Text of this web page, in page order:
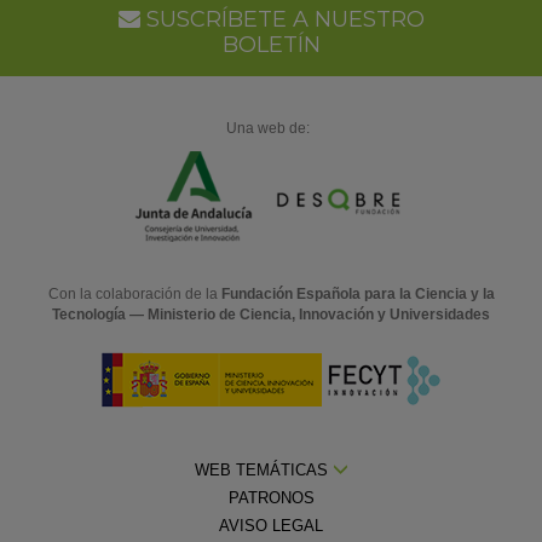
SUSCRÍBETE A NUESTRO
BOLETÍN
Una web de:
Con la colaboración de la Fundación Española para la Ciencia y la
Tecnología — Ministerio de Ciencia, Innovación y Universidades
WEB TEMÁTICAS
PATRONOS
AVISO LEGAL